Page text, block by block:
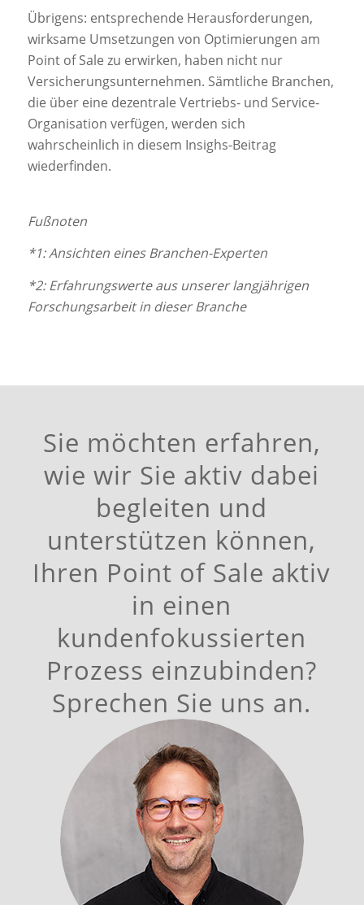
Übrigens: entsprechende Herausforderungen,
wirksame Umsetzungen von Optimierungen am
Point of Sale zu erwirken, haben nicht nur
Versicherungsunternehmen. Sämtliche Branchen,
die über eine dezentrale Vertriebs- und Service-
Organisation verfügen, werden sich
wahrscheinlich in diesem Insighs-Beitrag
wiederfinden.
Fußnoten
*1: Ansichten eines Branchen-Experten
*2: Erfahrungswerte aus unserer langjährigen
Forschungsarbeit in dieser Branche
Sie möchten erfahren,
wie wir Sie aktiv dabei
begleiten und
unterstützen können,
Ihren Point of Sale aktiv
in einen
kundenfokussierten
Prozess einzubinden?
Sprechen Sie uns an.